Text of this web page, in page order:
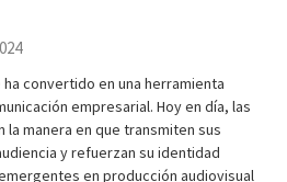
convertido en una herramienta
empresarial. Hoy en día, las
la manera en que transmiten sus
y refuerzan su identidad
en producción audiovisual